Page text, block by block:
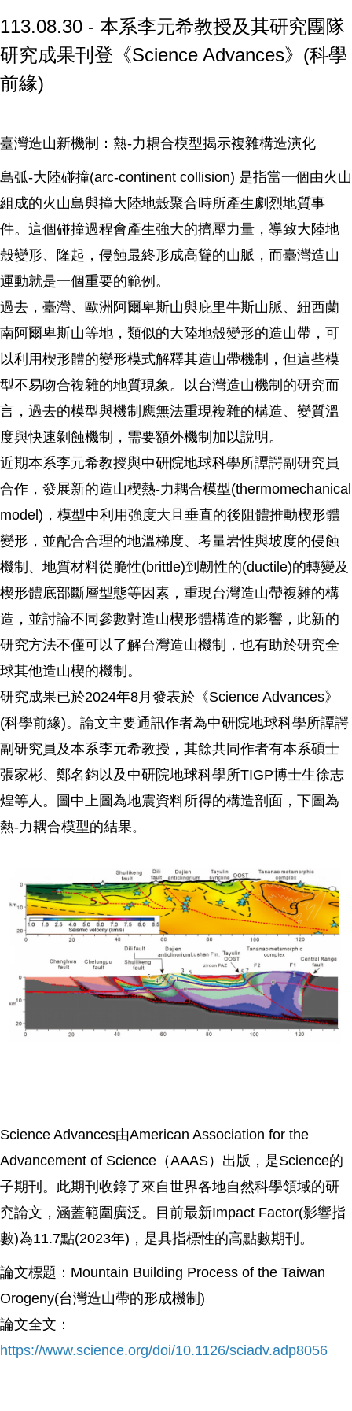
113.08.30 - 本系李元希教授及其研究團隊
研究成果刊登《Science Advances》(科學
前緣)
臺灣造山新機制：熱-力耦合模型揭示複雜構造演化
島弧-大陸碰撞(arc-continent collision) 是指當一個由火山
組成的火山島與撞大陸地殼聚合時所產生劇烈地質事
件。這個碰撞過程會產生強大的擠壓力量，導致大陸地
殼變形、隆起，侵蝕最終形成高聳的山脈，而臺灣造山
運動就是一個重要的範例。
過去，臺灣、歐洲阿爾卑斯山與庇里牛斯山脈、紐西蘭
南阿爾卑斯山等地，類似的大陸地殼變形的造山帶，可
以利用楔形體的變形模式解釋其造山帶機制，但這些模
型不易吻合複雜的地質現象。以台灣造山機制的研究而
言，過去的模型與機制應無法重現複雜的構造、變質溫
度與快速剝蝕機制，需要額外機制加以說明。
近期本系李元希教授與中研院地球科學所譚諤副研究員
合作，發展新的造山楔熱-力耦合模型(thermomechanical
model)，模型中利用強度大且垂直的後阻體推動楔形體
變形，並配合合理的地溫梯度、考量岩性與坡度的侵蝕
機制、地質材料從脆性(brittle)到韌性的(ductile)的轉變及
楔形體底部斷層型態等因素，重現台灣造山帶複雜的構
造，並討論不同參數對造山楔形體構造的影響，此新的
研究方法不僅可以了解台灣造山機制，也有助於研究全
球其他造山楔的機制。
研究成果已於2024年8月發表於《Science Advances》
(科學前緣)。論文主要通訊作者為中研院地球科學所譚諤
副研究員及本系李元希教授，其餘共同作者有本系碩士
張家彬、鄭名鈞以及中研院地球科學所TIGP博士生徐志
煌等人。圖中上圖為地震資料所得的構造剖面，下圖為
熱-力耦合模型的結果。
Science Advances由American Association for the
Advancement of Science（AAAS）出版，是Science的
子期刊。此期刊收錄了來自世界各地自然科學領域的研
究論文，涵蓋範圍廣泛。目前最新Impact Factor(影響指
數)為11.7點(2023年)，是具指標性的高點數期刊。
論文標題：Mountain Building Process of the Taiwan
Orogeny(台灣造山帶的形成機制)
論文全文：
https://www.science.org/doi/10.1126/sciadv.adp8056